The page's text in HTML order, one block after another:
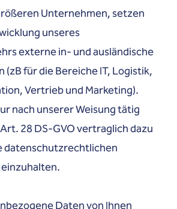
Unternehmen, setzen
unseres
externe in- und ausländische
(zB für die Bereiche IT, Logistik,
Vertrieb und Marketing).
nach unserer Weisung tätig
28 DS-GVO vertraglich dazu
datenschutzrechtlichen
Daten von Ihnen